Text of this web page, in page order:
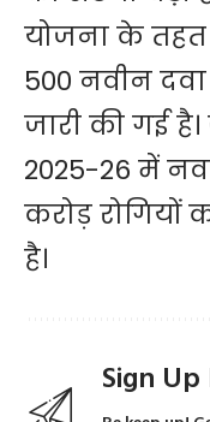
योजना के तहत
500 नवीन
जारी की गई
2025-26 में
करोड़ रोगियों
है।
Sign